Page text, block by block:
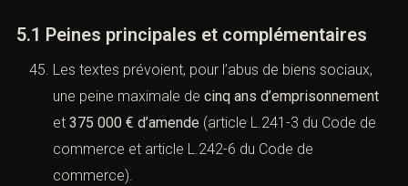
5.1 Peines principales et complémentaires
Les textes prévoient, pour l’abus de biens sociaux,
une peine maximale de cinq ans d’emprisonnement
et 375 000 € d’amende (article L.241-3 du Code de
commerce et article L.242-6 du Code de
commerce).